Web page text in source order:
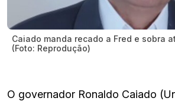
Caiado manda recado a Fred e sobra
(Foto: Reprodução)
O governador Ronaldo Caiado